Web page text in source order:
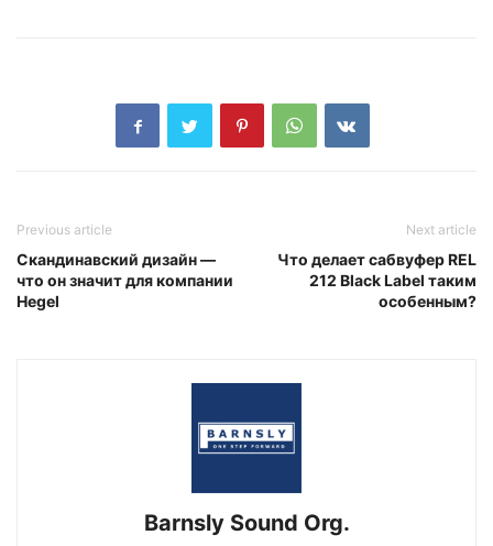
Previous article
Скандинавский дизайн —
что он значит для компании
Hegel
Next article
Что делает сабвуфер REL
212 Black Label таким
особенным?
Barnsly Sound Org.